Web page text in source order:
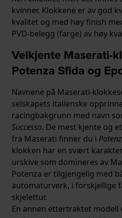
kvinner. Klokkene er av god
kvalitet og med høy finish
PVD-belegg (farge) av høy
Velkjente Maserati-
Potenza Sfida og
Navnene på Maserati-
selskapets italienske
racingbakgrunn med navn
Successo. De mest kjente og
fra Maserati finner du i
klokken har en svært
urskive som domineres av
Potenza er tilgjengelig med
automaturverk, i forskjellige
skjelettur.
En annen ettertraktet modell